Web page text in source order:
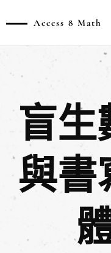
Access 8 Math
盲生
與書